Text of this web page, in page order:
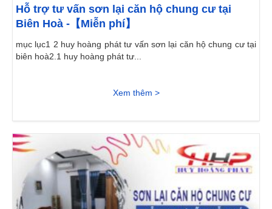
Hỗ trợ tư vấn sơn lại căn hộ chung cư tại
Biên Hoà -【Miễn phí】
mục lục1 2 huy hoàng phát tư vấn sơn lại căn hộ chung cư tại
biên hoà2.1 huy hoàng phát tư...
Xem thêm >